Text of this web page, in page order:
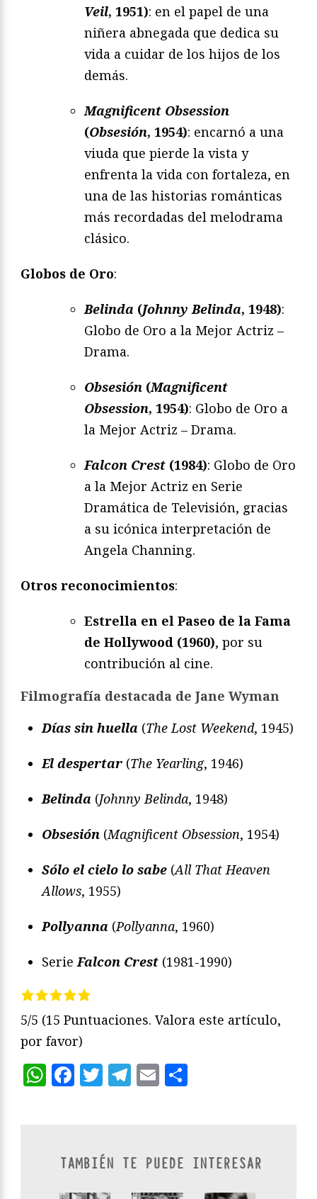
Veil, 1951): en el papel de una
niñera abnegada que dedica su
vida a cuidar de los hijos de los
demás.
Magnificent Obsession
(Obsesión, 1954): encarnó a una
viuda que pierde la vista y
enfrenta la vida con fortaleza, en
una de las historias románticas
más recordadas del melodrama
clásico.
Globos de Oro:
Belinda (Johnny Belinda, 1948):
Globo de Oro a la Mejor Actriz –
Drama.
Obsesión (Magnificent
Obsession, 1954): Globo de Oro a
la Mejor Actriz – Drama.
Falcon Crest (1984): Globo de Oro
a la Mejor Actriz en Serie
Dramática de Televisión, gracias
a su icónica interpretación de
Angela Channing.
Otros reconocimientos:
Estrella en el Paseo de la Fama
de Hollywood (1960), por su
contribución al cine.
Filmografía destacada de Jane Wyman
Días sin huella (The Lost Weekend, 1945)
El despertar (The Yearling, 1946)
Belinda (Johnny Belinda, 1948)
Obsesión (Magnificent Obsession, 1954)
Sólo el cielo lo sabe (All That Heaven
Allows, 1955)
Pollyanna (Pollyanna, 1960)
SerieFalcon Crest (1981-1990)
5/5 (15 Puntuaciones. Valora este artículo,
por favor)
WhatsApp
Facebook
Twitter
Telegram
Email
TAMBIÉN TE PUEDE INTERESAR